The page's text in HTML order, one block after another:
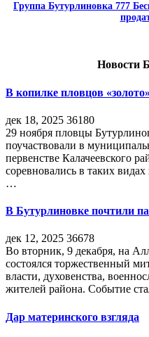
Группа Бутурлиновка 777
Новости
В копилке пловцов
дек 18, 2025 36180
29 ноября пловцы
поучаствовали в
первенстве Калачеевского
соревновались в таких
…
В Бутурлиновке почтили
дек 12, 2025 36678
Во вторник, 9 декабря, на
состоялся торжественный
власти, духовенства,
жителей района. Событие
Дар материнского взгляда